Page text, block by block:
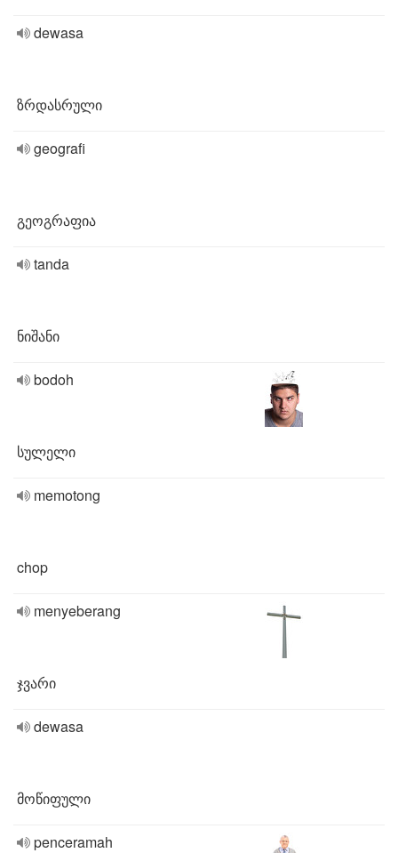
dewasa
ზრდასრული
geografi
გეოგრაფია
tanda
ნიშანი
bodoh
სულელი
memotong
chop
menyeberang
ჯვარი
dewasa
მოწიფული
penceramah